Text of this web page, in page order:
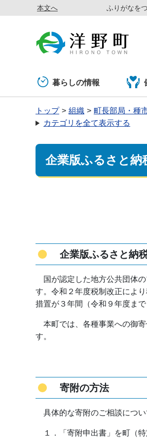
本文へ ふりがなを
暮らしの情報
トップ 組織 町長部局・種
カテゴリを全て表示する
企業版ふるさと納
企業版ふるさと納
国が認定した地方公共団体
す。令和２年度税制改正によ
措置が３年間（令和９年度まで
本町では、各種事業への御
す。
寄附の方法
具体的な寄附のご相談につ
１．「寄附申出書」を町（